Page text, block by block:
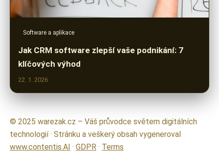
Software a aplikace
Jak CRM software zlepší vaše podnikání: 7
klíčových výhod
22. 1. 2026
© 2025 warezak.cz – Váš průvodce světem digitálních
technologií · Stránku a veškerý obsah vygeneroval
www.contentis.AI · GDPR · Terms